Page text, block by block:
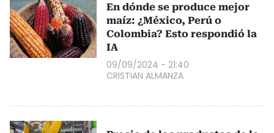
En dónde se produce mejor
maíz: ¿México, Perú o
Colombia? Esto respondió la
IA
09/09/2024 - 21:40
CRISTIAN ALMANZA